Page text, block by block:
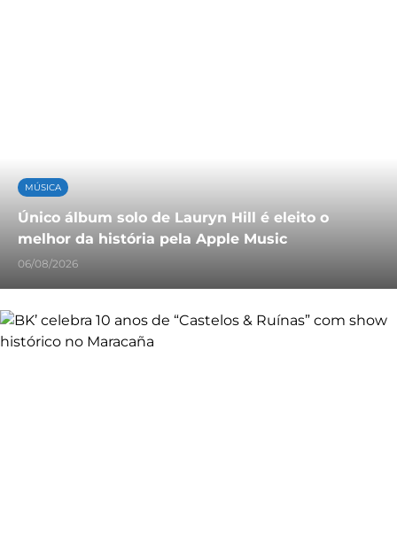
MÚSICA
Único álbum solo de Lauryn Hill é eleito o
melhor da história pela Apple Music
06/08/2026